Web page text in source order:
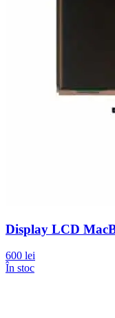
Display LCD
600 lei
În stoc